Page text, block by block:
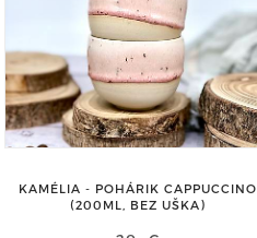
KAMÉLIA - POHÁRIK CAPPUCCINO
(200ML, BEZ UŠKA)